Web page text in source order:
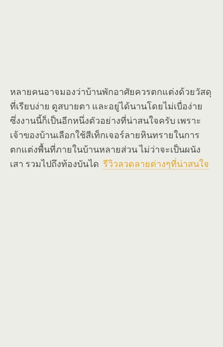
หลายคนอาจมองว่าบ้านพักอาศัยควรตกแต่งด้วยวัสดุ
ที่เรียบง่าย ดูสบายตา และอยู่ได้นานโดยไม่เบื่อง่าย
ซึ่งงานนี้ก็เป็นอีกหนึ่งตัวอย่างที่น่าสนใจครับ เพราะ
เจ้าของบ้านเลือกใช้สีเท็กเจอร์ลายหินทรายในการ
ตกแต่งพื้นที่ภายในบ้านหลายส่วน ไม่ว่าจะเป็นผนัง
เสา รวมไปถึงท้องบันได รีวิวลวดลายต่างๆที่น่าสนใจ